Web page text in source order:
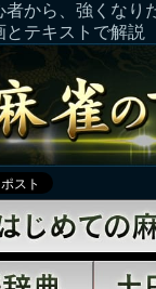
者から、強くなり
とテキストで解説